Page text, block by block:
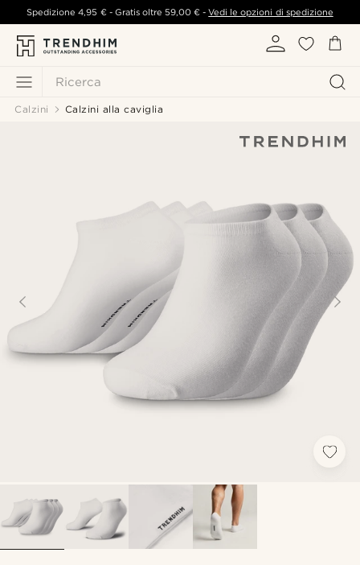
Ricerca
Spedizione4,95 €- Gratis oltre 59,00 € -Vedi le opzioni di spedizione
Calzini Calzini alla caviglia